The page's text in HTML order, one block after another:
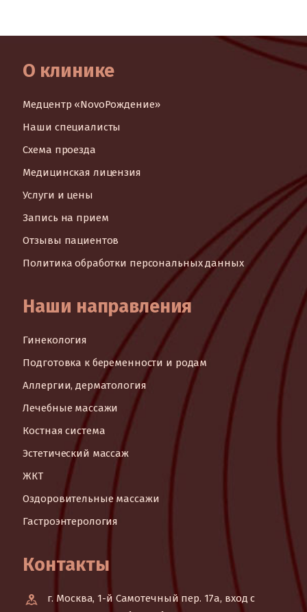
О клинике
Медцентр «NovoРождение»
Наши специалисты
Схема проезда
Медицинская лицензия
Услуги и цены
Запись на прием
Отзывы пациентов
Политика обработки персональных данных
Наши направления
Гинекология
Подготовка к беременности и родам
Аллергии, дерматология
Лечебные массажи
Костная система
Эстетический массаж
ЖКТ
Оздоровительные массажи
Гастроэнтерология
Контакты
г. Москва, 1-й Самотечный пер. 17а, вход с